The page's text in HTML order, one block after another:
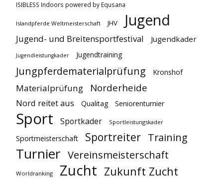
ISIBLESS Indoors powered by Equsana
Islandpferde Weltmeisterschaft JHV Jugend
Jugend- und Breitensportfestival Jugendkader
Jugendleistungkader Jugendtraining
Jungpferdematerialprüfung Kronshof
Materialprüfung Norderheide
Nord reitet aus Qualitag Seniorenturnier
Sport Sportkader Sportleistungskader
Sportmeisterschaft Sportreiter Training
Turnier Vereinsmeisterschaft
Worldranking Zucht Zukunft Zucht